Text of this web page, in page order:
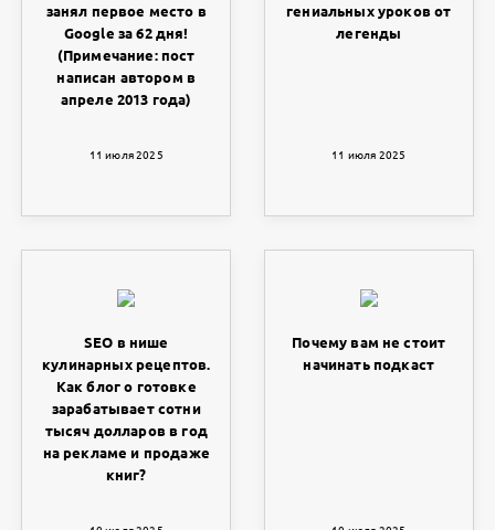
занял первое место в
Google за 62 дня!
(Примечание: пост
написан автором в
апреле 2013 года)
11 июля 2025
гениальных уроков от
легенды
11 июля 2025
SEO в нише
кулинарных рецептов.
Как блог о готовке
зарабатывает сотни
тысяч долларов в год
на рекламе и продаже
книг?
Почему вам не стоит
начинать подкаст